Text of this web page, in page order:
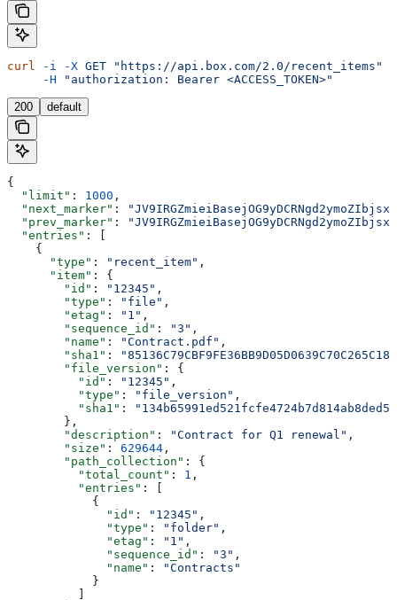
curl -i -X GET "https://api.box.com/2.0/recent_items"
     -H
"authorization: Bearer <ACCESS_TOKEN>"
200 default
{
  "limit"
: 1000 ,
  "next_marker"
:
  "prev_marker"
:
  "entries"
: [
    {
      "type"
: "recent_item" ,
      "item"
: {
        "id"
: "12345" ,
        "type"
: "file" ,
        "etag"
: "1" ,
        "sequence_id"
: "3" ,
        "name"
: "Contract.pdf" ,
        "sha1"
:
        "file_version"
: {
          "id"
: "12345" ,
          "type"
: "file_version" ,
          "sha1"
:
        },
        "description"
: "Contract for Q1 renewal" ,
        "size"
: 629644 ,
        "path_collection"
: {
          "total_count"
: 1 ,
          "entries"
: [
            {
              "id"
: "12345" ,
              "type"
: "folder" ,
              "etag"
: "1" ,
              "sequence_id"
: "3" ,
              "name"
:
"Contracts"
            }